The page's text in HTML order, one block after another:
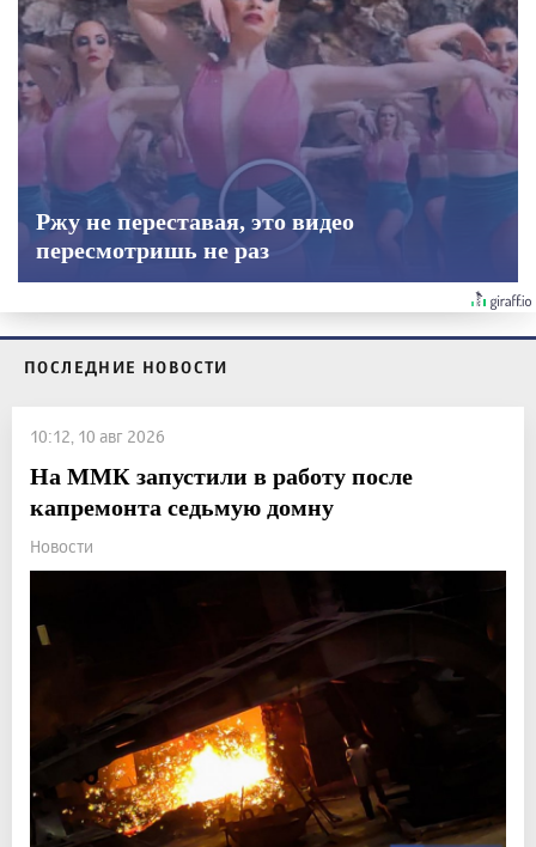
Ржу не переставая, это видео
пересмотришь не раз
ПОСЛЕДНИЕ НОВОСТИ
10:12, 10 авг 2026
На ММК запустили в работу после
капремонта седьмую домну
Новости